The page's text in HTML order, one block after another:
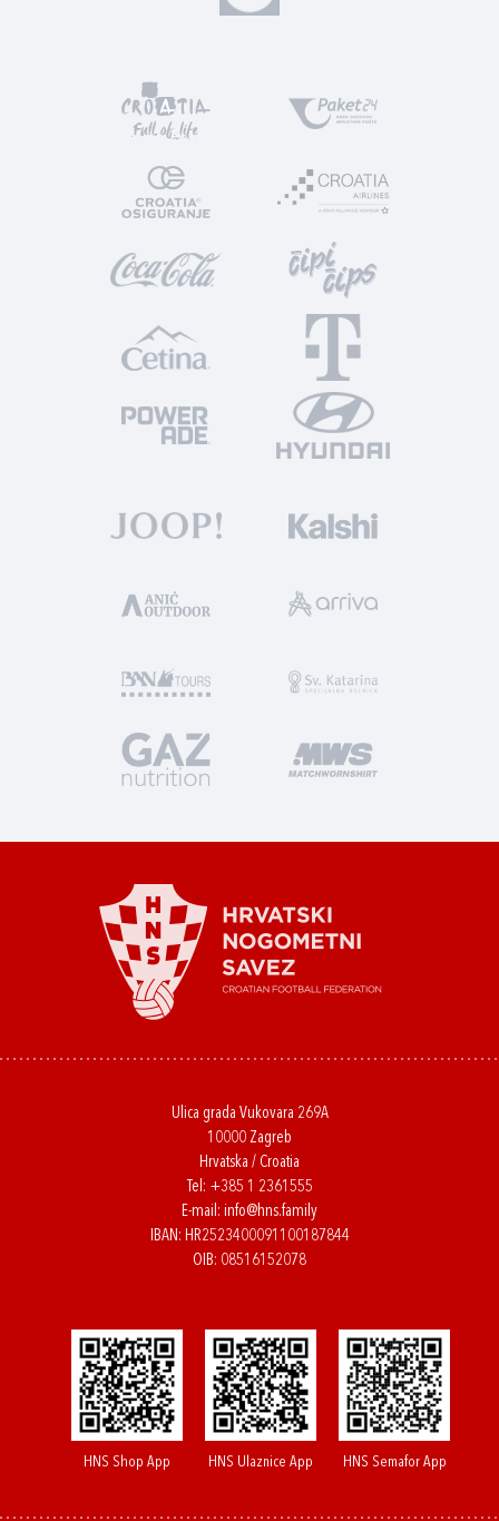
Ulica grada Vukovara 269A
10000 Zagreb
Hrvatska / Croatia
Tel: +385 1 2361555
E-mail: info@hns.family
IBAN: HR2523400091100187844
OIB: 08516152078
HNS Shop App HNS Ulaznice App HNS Semafor App